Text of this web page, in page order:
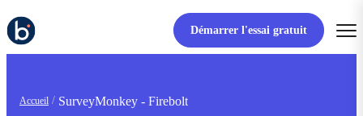
Démarrer l'essai gratuit
Accueil SurveyMonkey - Firebolt